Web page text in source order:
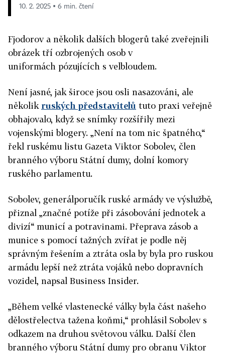
10. 2. 2025 ▪ 6 min. čtení
Fjodorov a několik dalších blogerů také zveřejnili
obrázek tří ozbrojených osob v
uniformách pózujících s velbloudem.
Není jasné, jak široce jsou osli nasazováni, ale
několik ruských představitelů tuto praxi veřejně
obhajovalo, když se snímky rozšířily mezi
vojenskými blogery. „Není na tom nic špatného,“
řekl ruskému listu Gazeta Viktor Sobolev, člen
branného výboru Státní dumy, dolní komory
ruského parlamentu.
Sobolev, generálporučík ruské armády ve výslužbě,
přiznal „značné potíže při zásobování jednotek a
divizí“ municí a potravinami. Přeprava zásob a
munice s pomocí tažných zvířat je podle něj
správným řešením a ztráta osla by byla pro ruskou
armádu lepší než ztráta vojáků nebo dopravních
vozidel, napsal Business Insider.
„Během velké vlastenecké války byla část našeho
dělostřelectva tažena koňmi,“ prohlásil Sobolev s
odkazem na druhou světovou válku. Další člen
branného výboru Státní dumy pro obranu Viktor